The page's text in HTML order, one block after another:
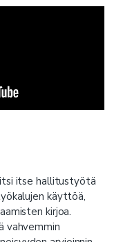
itse hallitustyötä
käyttöä,
kirjoa.
vahvemmin